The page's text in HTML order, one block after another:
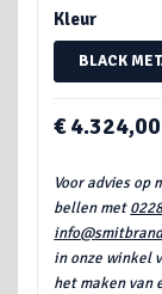
Kleur
BLACK
€ 4.324,00
Voor advies op
bellen met
in onze winkel
het maken van